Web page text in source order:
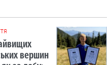
вершин